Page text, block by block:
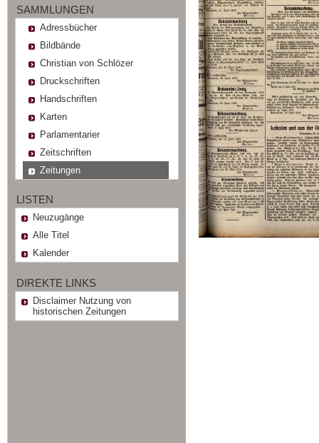
SAMMLUNGEN
Adressbücher
Bildbände
Christian von Schlözer
Druckschriften
Handschriften
Karten
Parlamentarier
Zeitschriften
Zeitungen
LISTEN
Neuzugänge
Alle Titel
Kalender
DIREKTE LINKS
Disclaimer Nutzung von
historischen Zeitungen